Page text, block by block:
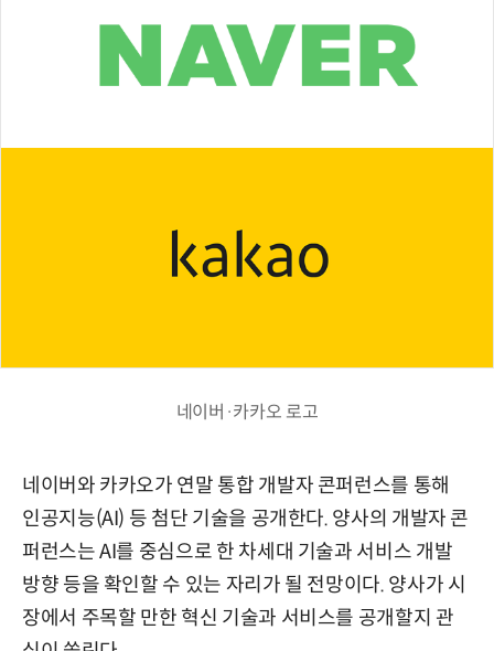
네이버·카카오 로고
네이버와 카카오가 연말 통합 개발자 콘퍼런스를 통해
인공지능(AI) 등 첨단 기술을 공개한다. 양사의 개발자 콘
퍼런스는 AI를 중심으로 한 차세대 기술과 서비스 개발
방향 등을 확인할 수 있는 자리가 될 전망이다. 양사가 시
장에서 주목할 만한 혁신 기술과 서비스를 공개할지 관